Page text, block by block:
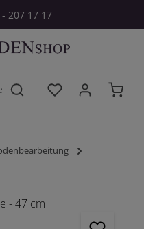
207 17 17
Du hast 0